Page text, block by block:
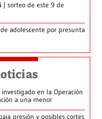
| sorteo de este 9 de
adolescente por presunta
en la Operación
a una menor
presión y posibles cortes